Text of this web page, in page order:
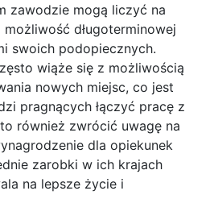
zawodzie mogą liczyć na
możliwość długoterminowej
swoich podopiecznych.
wiąże się z możliwością
nowych miejsc, co jest
pragnących łączyć pracę z
również zwrócić uwagę na
dla opiekunek
zarobki w ich krajach
na lepsze życie i